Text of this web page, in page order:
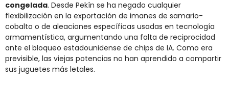
congelada. Desde Pekín se ha negado cualquier
flexibilización en la exportación de imanes de samario-
cobalto o de aleaciones específicas usadas en tecnología
armamentística, argumentando una falta de reciprocidad
ante el bloqueo estadounidense de chips de IA. Como era
previsible, las viejas potencias no han aprendido a compartir
sus juguetes más letales.